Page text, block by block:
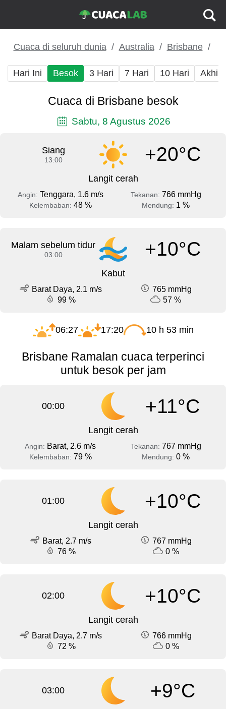
Cuaca di seluruh dunia Australia Brisbane
Hari Ini Besok 3 Hari 7 Hari 10 Hari Akhir
Cuaca di Brisbane besok
Sabtu, 8 Agustus 2026
Siang
13:00 +20°C
Langit cerah
Angin: Tenggara, 1.6 m/s Tekanan: 766 mmHg
Kelembaban: 48 % Mendung: 1 %
Malam sebelum tidur
03:00 +10°C
Kabut
Barat Daya, 2.1 m/s
765 mmHg
99 %
57 %
06:27 17:20 10 h 53 min
Brisbane Ramalan cuaca terperinci
untuk besok per jam
00:00 +11°C
Langit cerah
Angin: Barat, 2.6 m/s Tekanan: 767 mmHg
Kelembaban: 79 % Mendung: 0 %
01:00 +10°C
Langit cerah
Barat, 2.7 m/s
767 mmHg
76 %
0 %
02:00 +10°C
Langit cerah
Barat Daya, 2.7 m/s
766 mmHg
72 %
0 %
03:00 +9°C